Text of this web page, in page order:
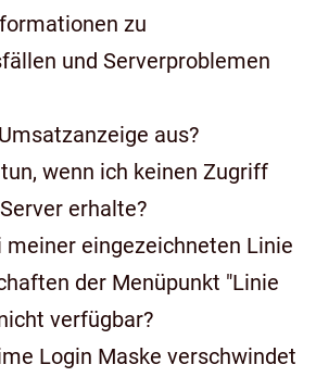
zu
und Serverproblemen
aus?
wenn ich keinen Zugriff
erhalte?
eingezeichneten Linie
der Menüpunkt "Linie
verfügbar?
Login Maske verschwindet